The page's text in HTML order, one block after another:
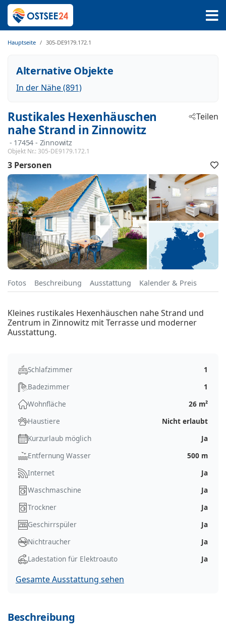
Hauptseite 305-DE9179.172.1
Alternative Objekte
In der Nähe (891)
Rustikales Hexenhäuschen
nahe Strand in Zinnowitz
- 17454 - Zinnowitz
Objekt Nr.: 305-DE9179.172.1
Teilen
3 Personen
Fotos Beschreibung Ausstattung Kalender & Preis
Kleines rustikales Hexenhäuschen nahe Strand und
Zentrum in Zinnowitz mit Terrasse und moderner
Ausstattung.
Schlafzimmer
1
Badezimmer
1
Wohnfläche
26 m²
Haustiere
Nicht erlaubt
Kurzurlaub möglich
Ja
Entfernung Wasser
500 m
Internet
Ja
Waschmaschine
Ja
Trockner
Ja
Geschirrspüler
Ja
Nichtraucher
Ja
Ladestation für Elektroauto
Ja
Gesamte Ausstattung sehen
Beschreibung